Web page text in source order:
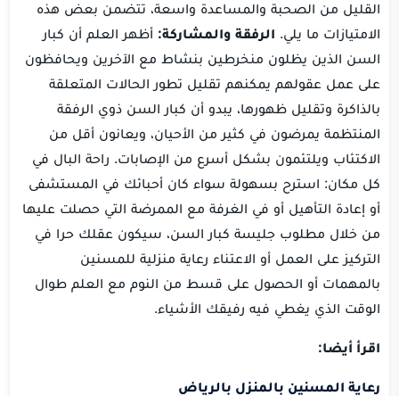
القليل من الصحبة والمساعدة واسعة، تتضمن بعض هذه
الامتيازات ما يلي. الرفقة والمشاركة: أظهر العلم أن كبار
السن الذين يظلون منخرطين بنشاط مع الآخرين ويحافظون
على عمل عقولهم يمكنهم تقليل تطور الحالات المتعلقة
بالذاكرة وتقليل ظهورها، يبدو أن كبار السن ذوي الرفقة
المنتظمة يمرضون في كثير من الأحيان، ويعانون أقل من
الاكتئاب ويلتئمون بشكل أسرع من الإصابات. راحة البال في
كل مكان: استرح بسهولة سواء كان أحبائك في المستشفى
أو إعادة التأهيل أو في الغرفة مع الممرضة التي حصلت عليها
من خلال مطلوب جليسة كبار السن، سيكون عقلك حرا في
التركيز على العمل أو الاعتناء رعاية منزلية للمسنين
بالمهمات أو الحصول على قسط من النوم مع العلم طوال
الوقت الذي يغطي فيه رفيقك الأشياء.
اقرأ أيضا:
رعاية المسنين بالمنزل بالرياض